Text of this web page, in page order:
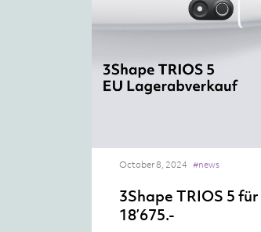
October 8, 2024 #news
3Shape TRIOS 5
18’675.-